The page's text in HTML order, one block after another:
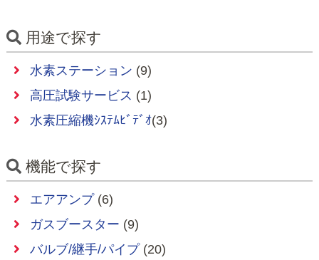
用途で探す
水素ステーション (9)
高圧試験サービス (1)
水素圧縮機ｼｽﾃﾑﾋﾞﾃﾞｵ(3)
機能で探す
エアアンプ(6)
ガスブースター (9)
バルブ/継手/パイプ(20)